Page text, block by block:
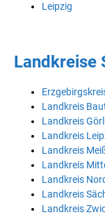
Leipzig
Landkreise
Landkreis
Landkreis
Landkreis
Landkreis
Landkreis
Landkreis
Landkreis
Landkreis